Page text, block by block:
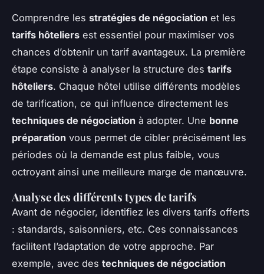
Comprendre les stratégies de négociation et les
tarifs hôteliers est essentiel pour maximiser vos
chances d’obtenir un tarif avantageux. La première
étape consiste à analyser la structure des tarifs
hôteliers. Chaque hôtel utilise différents modèles
de tarification, ce qui influence directement les
techniques de négociation à adopter. Une bonne
préparation vous permet de cibler précisément les
périodes où la demande est plus faible, vous
octroyant ainsi une meilleure marge de manœuvre.
Analyse des différents types de tarifs
Avant de négocier, identifiez les divers tarifs offerts
: standards, saisonniers, etc. Ces connaissances
facilitent l’adaptation de votre approche. Par
exemple, avec des techniques de négociation